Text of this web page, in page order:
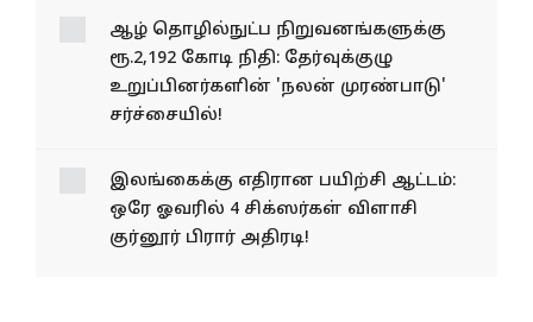
ஆழ் தொழில்நுட்ப நிறுவனங்களுக்கு
ரூ.2,192 கோடி நிதி: தேர்வுக்குழு
உறுப்பினர்களின் 'நலன் முரண்பாடு'
சர்ச்சையில்!
இலங்கைக்கு எதிரான பயிற்சி ஆட்டம்:
ஒரே ஓவரில் 4 சிக்ஸர்கள் விளாசி
குர்னூர் பிரார் அதிரடி!